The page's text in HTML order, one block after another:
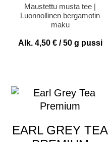
Arvostelu
tuotteesta:
5.00
Maustettu musta tee |
Luonnollinen bergamotin
maku
Alk. 4,50 €/ 50 g pussi
EARL GREY TEA